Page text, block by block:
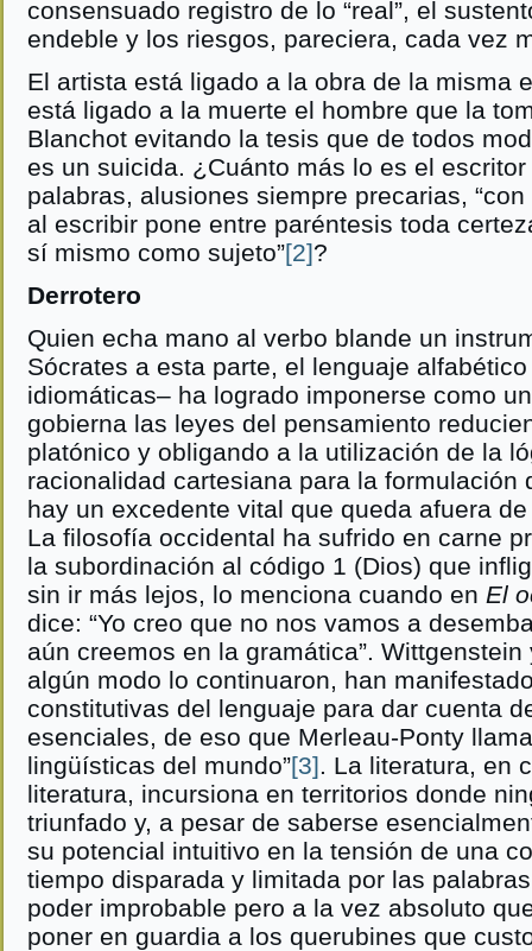
consensuado registro de lo “real”, el
endeble y los riesgos, pareciera, cada vez
El artista está ligado a la obra de la misma
está ligado a la muerte el hombre que la
Blanchot evitando la tesis que de todos
es un suicida. ¿Cuánto más lo es el
palabras, alusiones siempre precarias,
al escribir pone entre paréntesis toda
sí mismo como sujeto”[2]?
Derrotero
Quien echa mano al verbo blande un
Sócrates a esta parte, el lenguaje
idiomáticas– ha logrado imponerse como
gobierna las leyes del pensamiento
platónico y obligando a la utilización de la
racionalidad cartesiana para la formulación
hay un excedente vital que queda afuera
La filosofía occidental ha sufrido en carne
la subordinación al código 1 (Dios) que
sin ir más lejos, lo menciona cuando en El
dice: “Yo creo que no nos vamos a
aún creemos en la gramática”.
algún modo lo continuaron, han
constitutivas del lenguaje para dar cuenta
esenciales, de eso que Merleau-Ponty
lingüísticas del mundo”[3]. La literatura, en
literatura, incursiona en territorios donde
triunfado y, a pesar de saberse
su potencial intuitivo en la tensión de una
tiempo disparada y limitada por las
poder improbable pero a la vez absoluto
poner en guardia a los querubines que